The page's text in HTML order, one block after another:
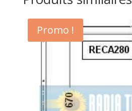
Promo !